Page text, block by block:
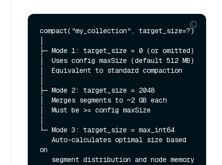
compact("my_collection", target_size=?)
├─ Mode 1: target_size = 0 (or omitted)
│  Uses config maxSize (default 512 MB)
│  Equivalent to standard compaction
├─ Mode 2: target_size = 2048
│  Merges segments to ~2 GB each
│  Must be >= config maxSize
└─ Mode 3: target_size = max_int64
on